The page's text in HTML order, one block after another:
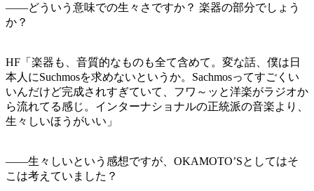
——どういう意味での生々さですか？ 楽器の部分でしょう
か？
HF「楽器も、音質的なものも全て含めて。変な話、僕は日
本人にSuchmosを求めないというか。Sachmosってすごくい
いんだけど完成されすぎていて、フワ～ッと洋楽がラジオか
ら流れてる感じ。インターナショナルの正統派の音楽より、
生々しいほうがいい」
——生々しいという感想ですが、OKAMOTO’Sとしてはそ
こは考えていました？